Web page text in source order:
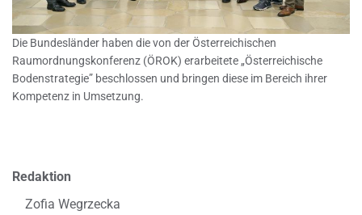
Die Bundesländer haben die von der Österreichischen
Raumordnungskonferenz (ÖROK) erarbeitete „Österreichische
Bodenstrategie” beschlossen und bringen diese im Bereich ihrer
Kompetenz in Umsetzung.
Redaktion
Zofia Wegrzecka